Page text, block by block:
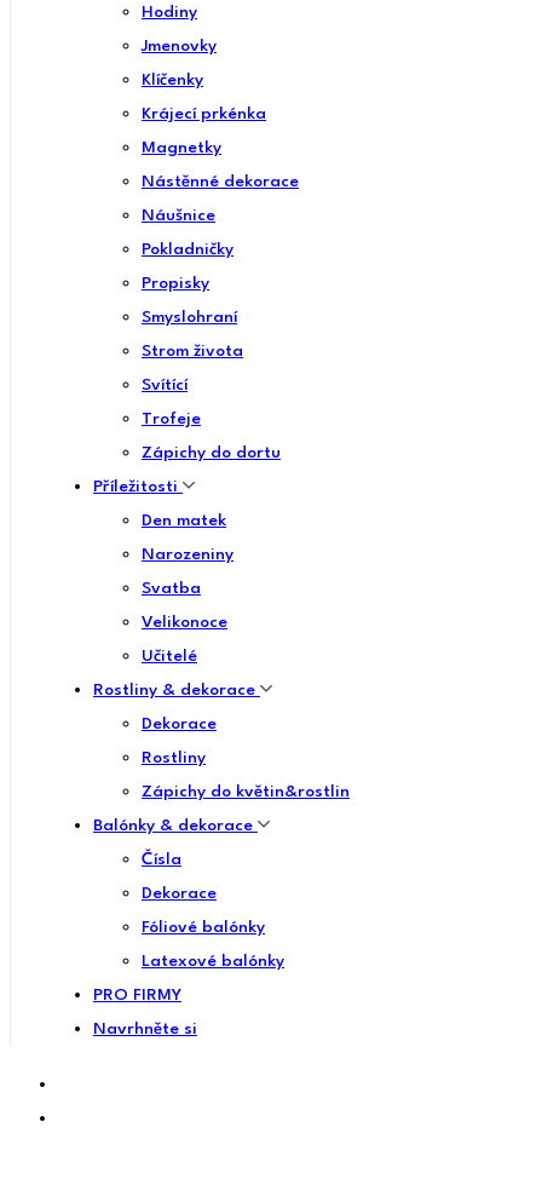
Hodiny
Jmenovky
Klíčenky
Krájecí prkénka
Magnetky
Nástěnné dekorace
Náušnice
Pokladničky
Propisky
Smyslohraní
Strom života
Svítící
Trofeje
Zápichy do dortu
Příležitosti
Den matek
Narozeniny
Svatba
Velikonoce
Učitelé
Rostliny & dekorace
Dekorace
Rostliny
Zápichy do květin&rostlin
Balónky & dekorace
Čísla
Dekorace
Fóliové balónky
Latexové balónky
PRO FIRMY
Navrhněte si